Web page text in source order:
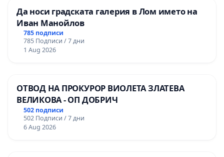
Да носи градската галерия в Лом името на
Иван Манойлов
785 подписи
785 Подписи / 7 дни
1 Aug 2026
ОТВОД НА ПРОКУРОР ВИОЛЕТА ЗЛАТЕВА
ВЕЛИКОВА - ОП ДОБРИЧ
502 подписи
502 Подписи / 7 дни
6 Aug 2026